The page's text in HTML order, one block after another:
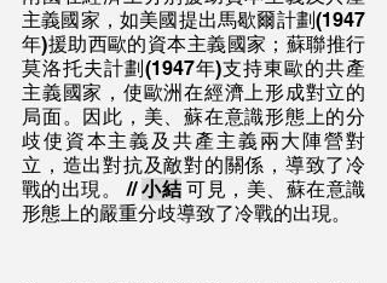
主義國家，如美國提出馬歇爾計劃(1947
年)援助西歐的資本主義國家；蘇聯推行
莫洛托夫計劃(1947年)支持東歐的共產
主義國家，使歐洲在經濟上形成對立的
局面。因此，美、蘇在意識形態上的分
歧使資本主義及共產主義兩大陣營對
立，造出對抗及敵對的關係，導致了冷
戰的出現。 // 小結 可見，美、蘇在意識
形態上的嚴重分歧導致了冷戰的出現。